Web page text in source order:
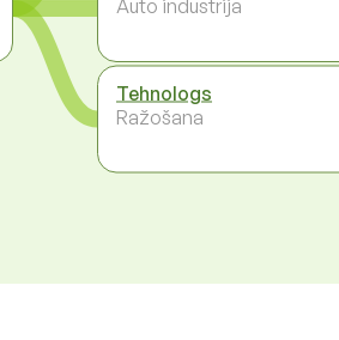
Auto industrija
Tehnologs
Ražošana